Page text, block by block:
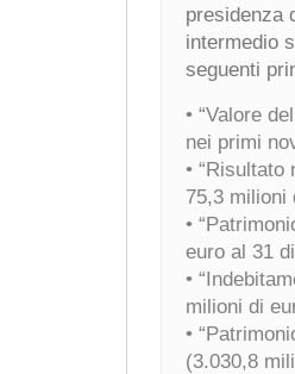
presidenza
intermedio
seguenti
• “Valore
nei primi
•
75,3 milioni
•
euro al 31
•
milioni di
•
(3.030,8